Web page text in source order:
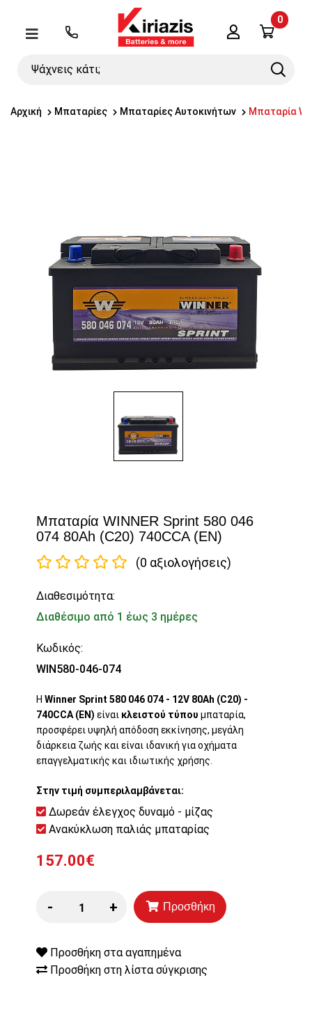
Μενού
Ψάχνεις
Search
Λογαριασμός
0
Αρχική Μπαταρίες Μπαταρίες Αυτοκινήτων Μπαταρία
Μπαταρία WINNER Sprint 580 046
074 80Ah (C20) 740CCA (EN)
(0 αξιολογήσεις)
Διαθεσιμότητα:
Διαθέσιμο από 1 έως 3 ημέρες
Κωδικός:
WIN580-046-074
ΗWinner Sprint 580 046 074 - 12V 80Ah (C20) -
740CCA (EN) είναι κλειστού τύπου μπαταρία,
προσφέρει υψηλή απόδοση εκκίνησης, μεγάλη
διάρκεια ζωής και είναι ιδανική για οχήματα
επαγγελματικής και ιδιωτικής χρήσης.
Στην τιμή συμπεριλαμβάνεται:
Δωρεάν έλεγχος δυναμό - μίζας
Ανακύκλωση παλιάς μπαταρίας
157.00€
- + Προσθήκη
Προσθήκη στα αγαπημένα
Προσθήκη στη λίστα σύγκρισης